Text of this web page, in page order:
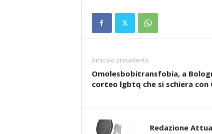
Articolo precedente
Omolesbobitransfobia, a
corteo lgbtq che si schiera con
Redazione